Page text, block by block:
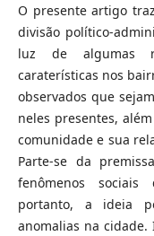
O presente artigo
divisão político-
luz de algumas
caraterísticas nos
observados que
neles presentes,
comunidade e sua
Parte-se da
fenômenos sociais
portanto, a ideia
anomalias na cidade.